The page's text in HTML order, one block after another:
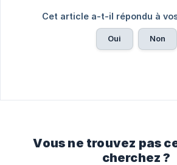
Cet article a-t-il répondu à
Oui Non
Vous ne trouvez pas
cherchez ?